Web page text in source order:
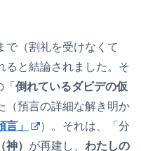
で（割礼を受けなくて
ると結論されました。そ
「 倒れているダビデの仮
（預言の詳細な解き明か
言」
）。それは、「分
神） が再建し、 わたしの